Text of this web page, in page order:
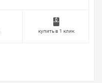
купить в 1 клик